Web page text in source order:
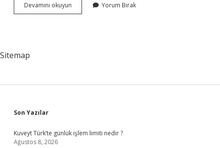
Devamını okuyun Sigmoid
Kolon
Yorum Bırak
Sitemap
Sidebar
Son Yazılar
Kuveyt Türk’te günlük işlem limiti nedir ?
Ağustos 8, 2026